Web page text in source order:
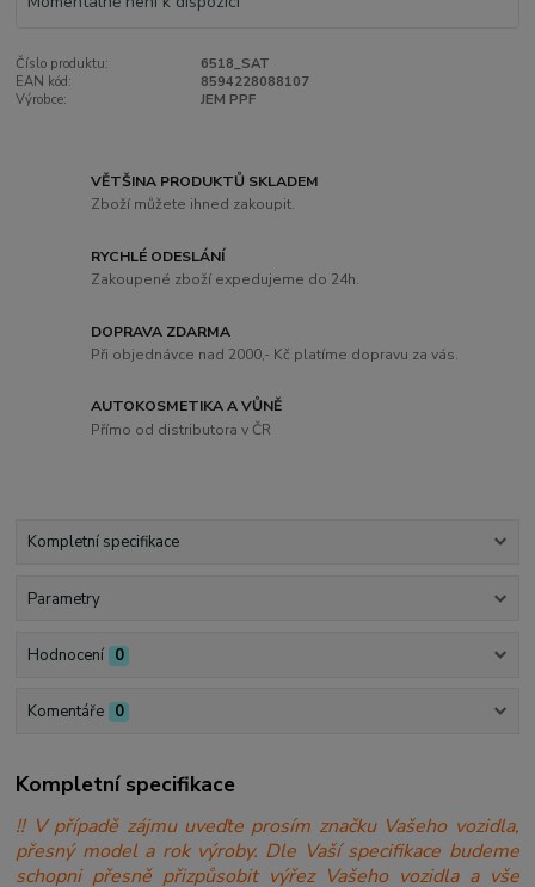
Číslo produktu:
6518_SAT
EAN kód:
8594228088107
Výrobce:
JEM PPF
VĚTŠINA PRODUKTŮ SKLADEM
Zboží můžete ihned zakoupit.
RYCHLÉ ODESLÁNÍ
Zakoupené zboží expedujeme do 24h.
DOPRAVA ZDARMA
Při objednávce nad 2000,- Kč platíme dopravu za vás.
AUTOKOSMETIKA A VŮNĚ
Přímo od distributora v ČR
Kompletní specifikace
Parametry
Hodnocení 0
Komentáře 0
Kompletní specifikace
!! V případě zájmu uveďte prosím značku Vašeho vozidla,
přesný model a rok výroby. Dle Vaší specifikace budeme
schopni přesně přizpůsobit výřez Vašeho vozidla a vše